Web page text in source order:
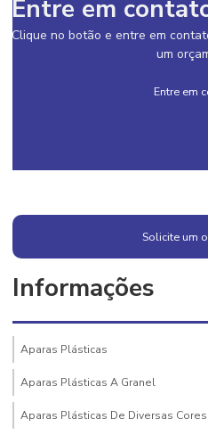
Entre em
Clique no botão e entre em
um
Entre em
Solicite um
Informações
Aparas Plásticas
Aparas Plásticas A Granel
Aparas Plásticas De Diversas Cores